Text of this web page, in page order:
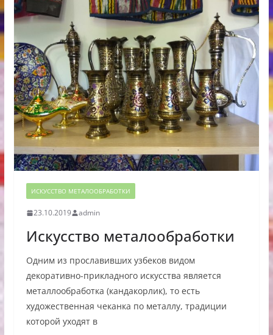
ИСКУССТВО МЕТАЛООБРАБОТКИ
23.10.2019 admin
Искусство металообработки
Одним из прославивших узбеков видом
декоративно-прикладного искусства является
металлообработка (кандакорлик), то есть
художественная чеканка по металлу, традиции
которой уходят в